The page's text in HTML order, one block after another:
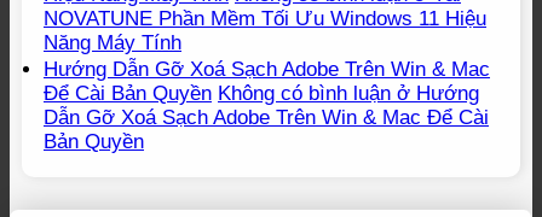
NOVATUNE Phần Mềm Tối Ưu Windows 11 Hiệu
Năng Máy Tính
Hướng Dẫn Gỡ Xoá Sạch Adobe Trên Win & Mac
Để Cài Bản Quyền Không có bình luận ở Hướng
Dẫn Gỡ Xoá Sạch Adobe Trên Win & Mac Để Cài
Bản Quyền